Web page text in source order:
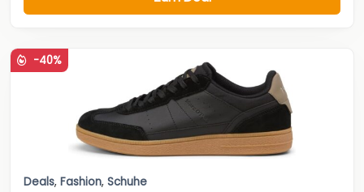
-40%
Deals, Fashion, Schuhe